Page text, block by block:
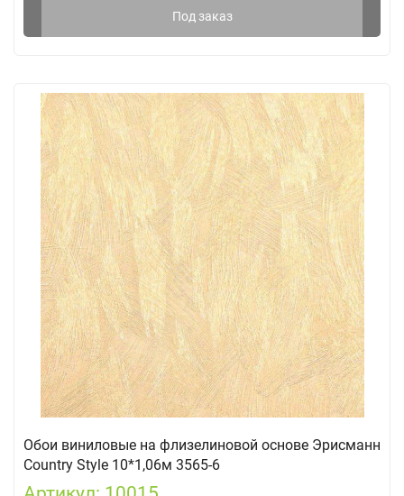
Под заказ
Обои виниловые на флизелиновой основе Эрисманн
Country Style 10*1,06м 3565-6